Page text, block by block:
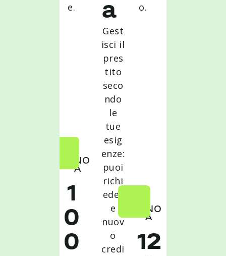
e.
FINO
A
1
0
0
a
Gest
isci il
pres
tito
seco
ndo
le
tue
esig
enze:
puoi
richi
eder
e
nuov
o
credi
o.
FINO
A
12